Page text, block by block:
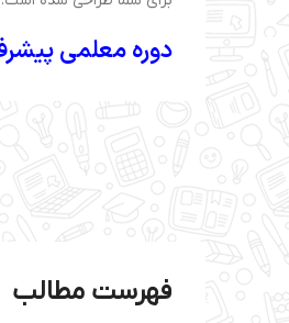
دوره معلمی
فهرست مطالب